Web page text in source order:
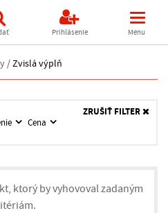
Prihlásenie Menu
/Zvislá výplň
Cena
ZRUŠIŤ FILTER
ktorý by vyhovoval zadaným